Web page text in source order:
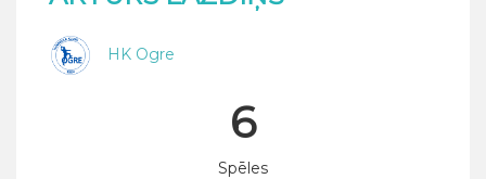
HK Ogre
6
Spēles